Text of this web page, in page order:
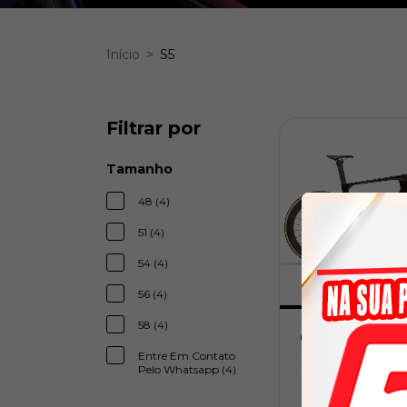
Início > S5
Filtrar por
Tamanho
48 (4)
51 (4)
54 (4)
56 (4)
58 (4)
Entre Em Contato
Pelo Whatsapp (4)
Cervélo S5 Disc
Di2 Five Black